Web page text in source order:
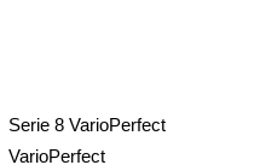
Serie 8 VarioPerfect
VarioPerfect